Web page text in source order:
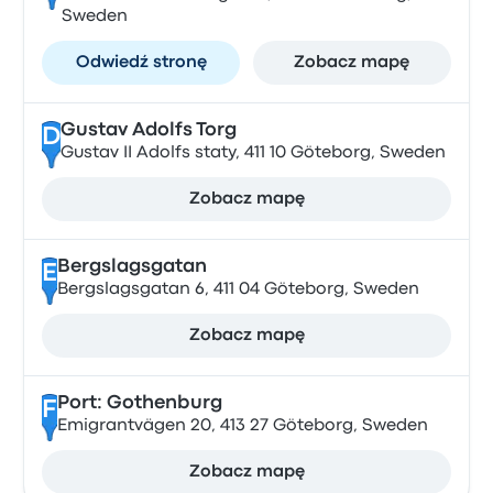
Sweden
Odwiedź stronę Zobacz mapę
DGustav Adolfs Torg
Gustav II Adolfs staty, 411 10 Göteborg, Sweden
Zobacz mapę
E Bergslagsgatan
Bergslagsgatan 6, 411 04 Göteborg, Sweden
Zobacz mapę
F Port: Gothenburg
Emigrantvägen 20, 413 27 Göteborg, Sweden
Zobacz mapę